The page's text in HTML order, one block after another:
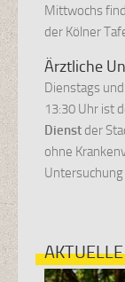
Mittwochs
der Kölner
Ärztliche
Dienstags
13:30 Uhr ist
Dienst der
ohne